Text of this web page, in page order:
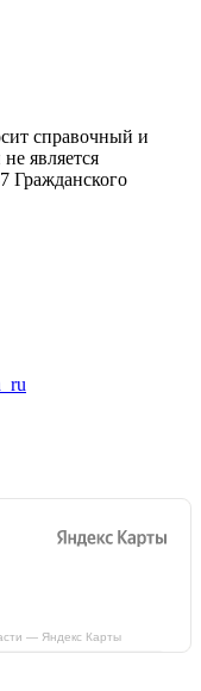
справочный и
является
Гражданского
— Яндекс Карты